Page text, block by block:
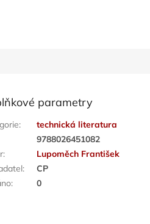
parametry
:
technická literatura
9788026451082
:
Lupoměch František
:
CP
: 0